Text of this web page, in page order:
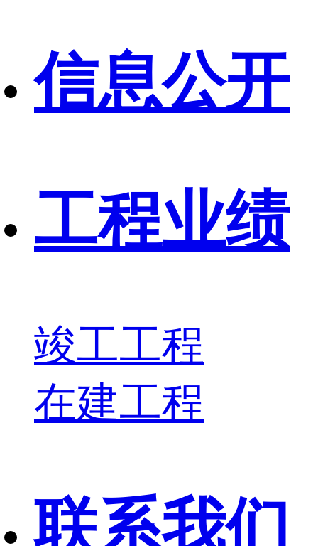
信息公开
工程业绩
竣工工程
在建工程
联系我们